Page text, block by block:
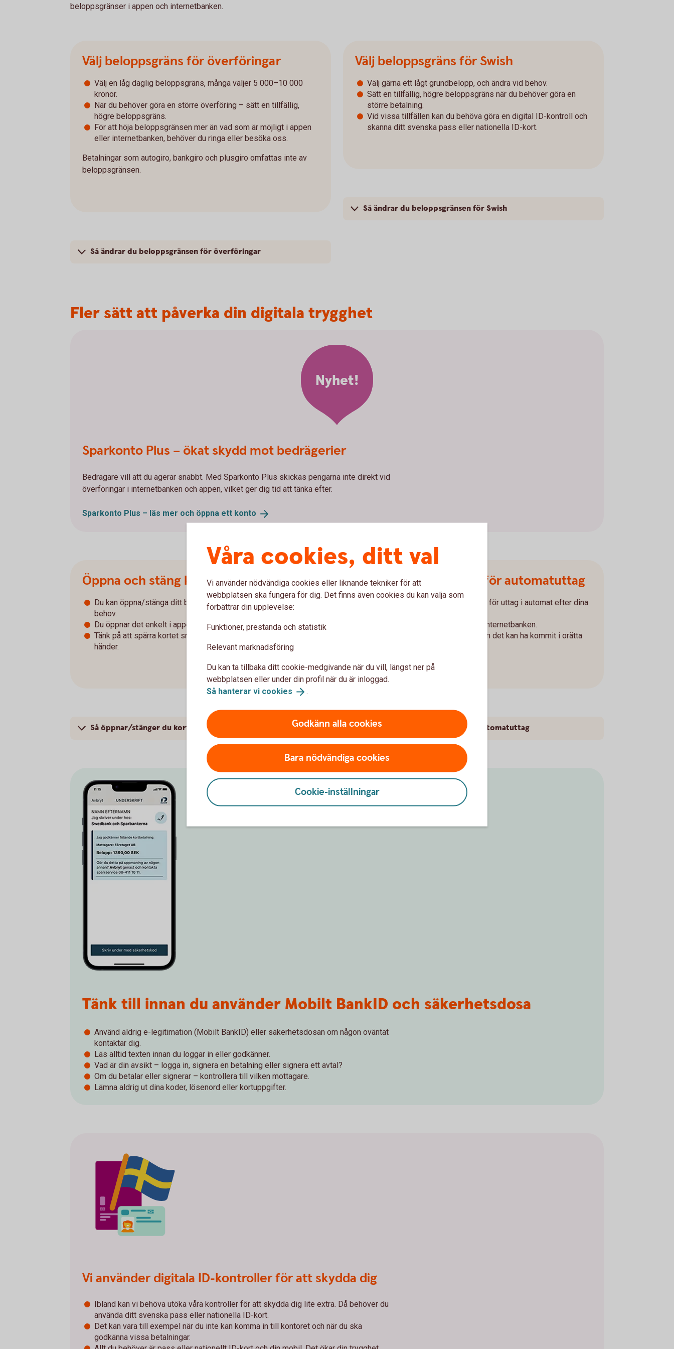
beloppsgränser i appen och internetbanken.
Välj beloppsgräns för överföringar
Välj en låg daglig beloppsgräns, många väljer 5 000–10 000
kronor.
När du behöver göra en större överföring – sätt en tillfällig,
högre beloppsgräns.
För att höja beloppsgränsen mer än vad som är möjligt i appen
eller internetbanken, behöver du ringa eller besöka oss.
Betalningar som autogiro, bankgiro och plusgiro omfattas inte av
beloppsgränsen.
Så ändrar du beloppsgränsen för överföringar
Välj beloppsgräns för Swish
Välj gärna ett lågt grundbelopp, och ändra vid behov.
Sätt en tillfällig, högre beloppsgräns när du behöver göra en
större betalning.
Vid vissa tillfällen kan du behöva göra en digital ID-kontroll och
skanna ditt svenska pass eller nationella ID-kort.
Så ändrar du beloppsgränsen för Swish
Fler sätt att påverka din digitala trygghet
Sparkonto Plus – ökat skydd mot bedrägerier
Bedragare vill att du agerar snabbt. Med Sparkonto Plus skickas pengarna inte direkt vid
överföringar i internetbanken och appen, vilket ger dig tid att tänka efter.
Sparkonto Plus – läs mer och öppna ett konto
Nyhet!
Öppna och stäng kort för internetköp
Du kan öppna/stänga ditt bankkort för internetköp efter dina
behov.
Du öppnar det enkelt i appen och internetbanken.
Tänk på att spärra kortet snabbt om det kan ha kommit i orätta
händer.
Så öppnar/stänger du kort för internetköp
Öppna och stäng kort för automatuttag
Du kan öppna/stänga ditt bankkort för uttag i automat efter dina
Du öppnar det enkelt i appen och internetbanken.
Tänk på att spärra kortet snabbt om det kan ha kommit i orätta
Så öppnar/stänger du kort för automatuttag
Tänk till innan du använder Mobilt BankID och säkerhetsdosa
Använd aldrig e-legitimation (Mobilt BankID) eller säkerhetsdosan om någon oväntat
kontaktar dig.
Läs alltid texten innan du loggar in eller godkänner.
Vad är din avsikt – logga in, signera en betalning eller signera ett avtal?
Om du betalar eller signerar – kontrollera till vilken mottagare.
Lämna aldrig ut dina koder, lösenord eller kortuppgifter.
Vi använder digitala ID-kontroller för att skydda dig
Ibland kan vi behöva utöka våra kontroller för att skydda dig lite extra. Då behöver du
använda ditt svenska pass eller nationella ID-kort.
Det kan vara till exempel när du inte kan komma in till kontoret och när du ska
godkänna vissa betalningar.
Våra cookies, ditt val
Vi använder nödvändiga cookies eller liknande tekniker för att
webbplatsen ska fungera för dig. Det finns även cookies du kan välja som
förbättrar din upplevelse:
Funktioner, prestanda och statistik
Relevant marknadsföring
Du kan ta tillbaka ditt cookie-medgivande när du vill, längst ner på
webbplatsen eller under din profil när du är inloggad.
Så hanterar vi cookies .
Godkänn alla cookies
Bara nödvändiga cookies
Cookie-inställningar